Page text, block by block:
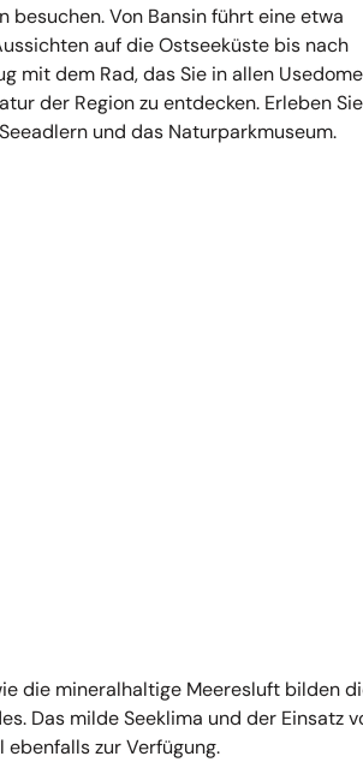
Von Bansin führt eine etwa
auf die Ostseeküste bis nach
mit dem Rad, das Sie in allen
der Region zu entdecken. Erleben
und das Naturparkmuseum.
die mineralhaltige Meeresluft bilden
Das milde Seeklima und der Einsatz
zur Verfügung.